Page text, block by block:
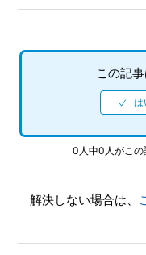
【Xbox Series X|S/龍
【Xbox Series X|S/龍
行けばいいか、バトル
【Xbox Series X|S/龍
の歌名一覧から「オ
【Xbox Series X|S/龍
この記
0人中0人がこの
解決しない場合は、